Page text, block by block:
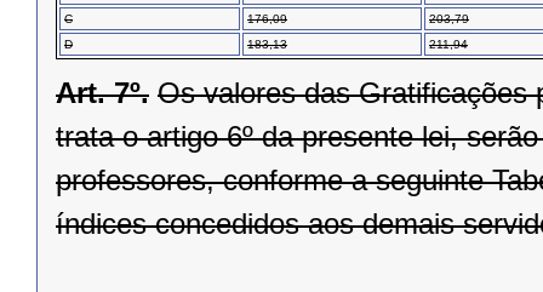
C
176,09
203,79
D
183,13 211,94
Art. 7º. Os valores das Gratificações
trata o artigo 6º da presente lei,
professores, conforme a seguinte
índices concedidos aos demais